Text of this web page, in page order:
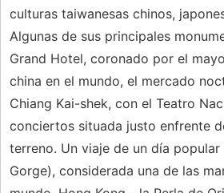
culturas taiwanesas chinos,
Algunas de sus principales
Grand Hotel, coronado por el
china en el mundo, el mercado
Chiang Kai-shek, con el Teatro
conciertos situada justo enfrente
terreno. Un viaje de un día popular
Gorge), considerada una de las